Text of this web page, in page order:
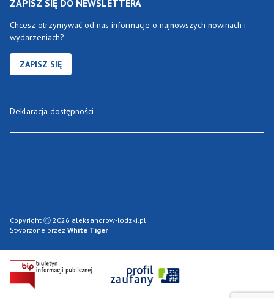
ZAPISZ SIĘ DO NEWSLETTERA
Chcesz otrzymywać od nas informacje o najnowszych nowinach i
wydarzeniach?
ZAPISZ SIĘ
Deklaracja dostępności
Copyright Ⓒ 2026 aleksandrow-lodzki.pl
Stworzone przez White Tiger